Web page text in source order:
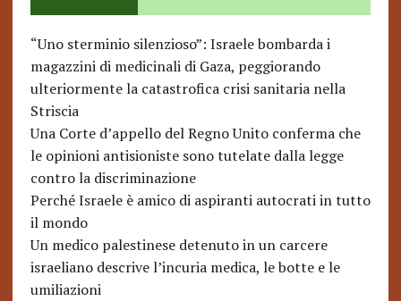
“Uno sterminio silenzioso”: Israele bombarda i
magazzini di medicinali di Gaza, peggiorando
ulteriormente la catastrofica crisi sanitaria nella
Striscia
Una Corte d’appello del Regno Unito conferma che
le opinioni antisioniste sono tutelate dalla legge
contro la discriminazione
Perché Israele è amico di aspiranti autocrati in tutto
il mondo
Un medico palestinese detenuto in un carcere
israeliano descrive l’incuria medica, le botte e le
umiliazioni